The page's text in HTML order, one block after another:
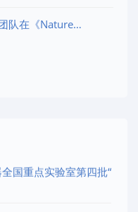
队在《Nature
国重点实验室第四批“